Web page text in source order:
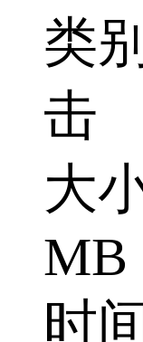
类
击
大
MB
时